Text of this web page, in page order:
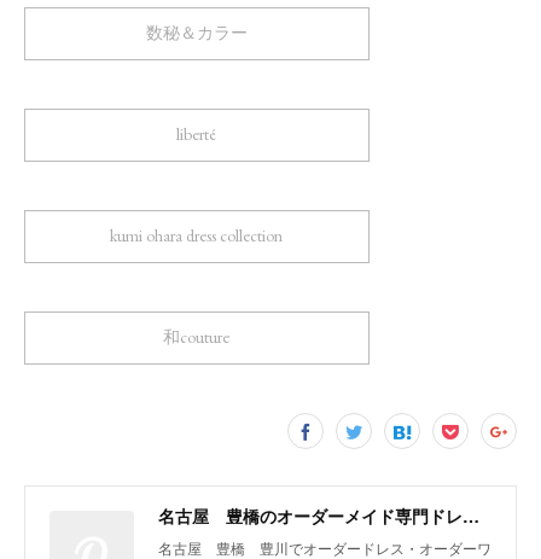
数秘＆カラー
liberté
kumi ohara dress collection
和couture
名古屋 豊橋のオーダーメイド専門ドレスデザイナー KUMI OHARA
名古屋 豊橋 豊川でオーダードレス・オーダーワ